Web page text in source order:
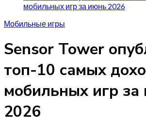
мобильных игр за июнь 2026
Мобильные игры
Sensor Tower
топ-10 самых
мобильных игр
2026